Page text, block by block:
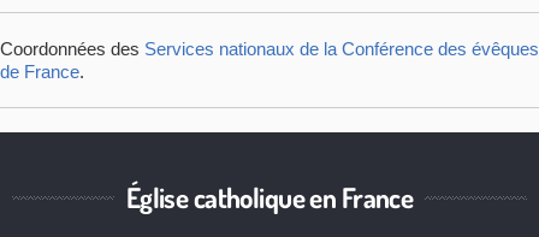
Coordonnées des Services nationaux de la Conférence des évêques
de France.
Église catholique en France